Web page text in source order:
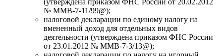
№ ММВ-7-11/99@);
налоговой декларации по единому налогу на
вмененный доход для отдельных видов
деятельности (утверждена приказом ФНС России
от 23.01.2012 № ММВ-7-3/13@);